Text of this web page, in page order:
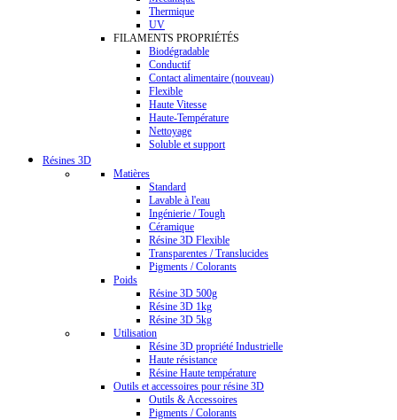
Thermique
UV
FILAMENTS PROPRIÉTÉS
Biodégradable
Conductif
Contact alimentaire (nouveau)
Flexible
Haute Vitesse
Haute-Température
Nettoyage
Soluble et support
Résines 3D
Matières
Standard
Lavable à l'eau
Ingénierie / Tough
Céramique
Résine 3D Flexible
Transparentes / Translucides
Pigments / Colorants
Poids
Résine 3D 500g
Résine 3D 1kg
Résine 3D 5kg
Utilisation
Résine 3D propriété Industrielle
Haute résistance
Résine Haute température
Outils et accessoires pour résine 3D
Outils & Accessoires
Pigments / Colorants